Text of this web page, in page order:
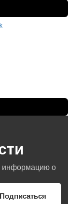
информацию о
Подписаться